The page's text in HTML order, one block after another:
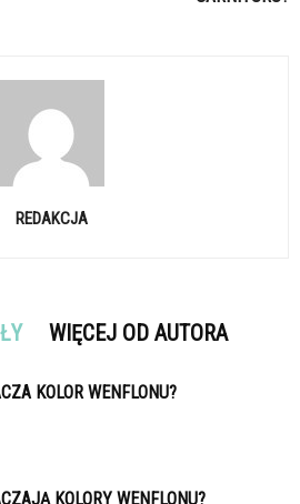
REDAKCJA
WIĘCEJ OD AUTORA
KOLOR WENFLONU?
KOLORY WENFLONU?